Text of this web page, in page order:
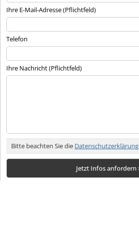
Ihre E-Mail-Adresse (Pflichtfeld)
Telefon
Ihre Nachricht (Pflichtfeld)
Bitte beachten Sie die Datenschutzerklärung